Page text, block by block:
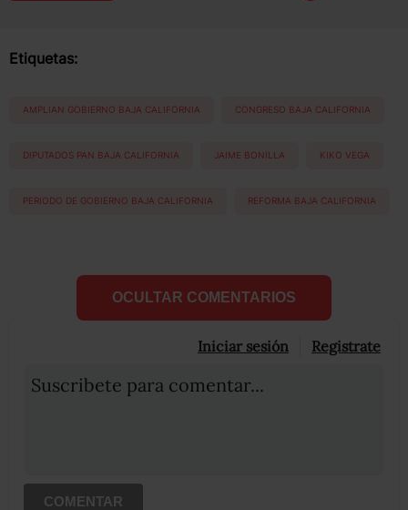
Etiquetas:
AMPLIAN GOBIERNO BAJA CALIFORNIA CONGRESO BAJA CALIFORNIA
DIPUTADOS PAN BAJA CALIFORNIA JAIME BONILLA KIKO VEGA
PERIODO DE GOBIERNO BAJA CALIFORNIA REFORMA BAJA CALIFORNIA
OCULTAR COMENTARIOS
Iniciar sesión Registrate
Suscribete para comentar...
COMENTAR